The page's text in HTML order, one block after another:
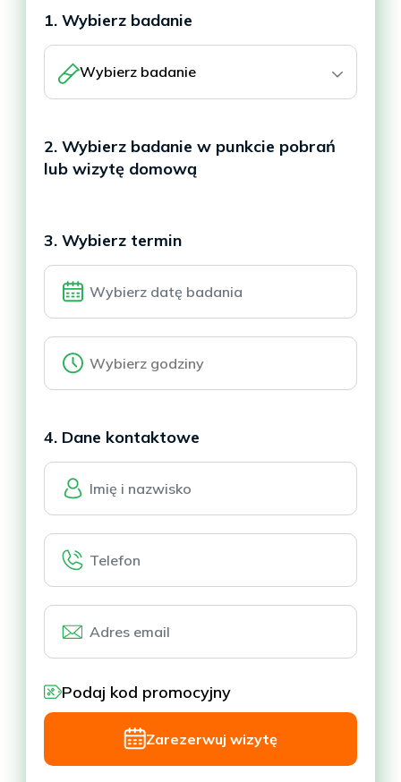
1. Wybierz badanie
Wybierz badanie
2. Wybierz badanie w punkcie pobrań
lub wizytę domową
3. Wybierz termin
4. Dane kontaktowe
Podaj kod promocyjny
Zarezerwuj wizytę